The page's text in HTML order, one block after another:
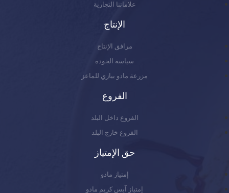
علاماتنا التجارية
الإنتاج
مرافق الإنتاج
سياسة الجودة
مزرعة مادو بيازي للماعز
الفروع
الفروع داخل البلد
الفروع خارج البلد
حق الإمتياز
إمتياز مادو
إمتياز آيس كريم مادو